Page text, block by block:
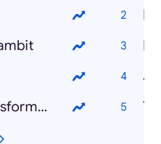
Operation Transformation